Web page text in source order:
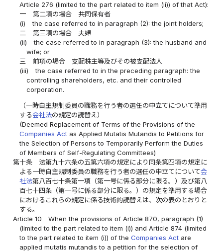
Article 276 (limited to the part related to item (ii)) of that Act):
一
第二項の場合 共同保有者
(i)
the case referred to in paragraph (2): the joint holders;
二
第三項の場合 夫婦
(ii)
the case referred to in paragraph (3): the husband and
wife; or
三
前項の場合 支配株主等及びその被支配法人
(iii)
the case referred to in the preceding paragraph: the
controlling shareholders, etc. and their controlled
corporation.
（一時自主規制委員の職務を行う者の選任の申立てについて準用
する会社法の規定の読替え）
(Deemed Replacement of Terms of the Provisions of the
Companies Act as Applied Mutatis Mutandis to Petitions for
the Selection of Persons to Temporarily Perform the Duties
of Members of Self-Regulating Committees)
第十条
法第九十六条の五第六項の規定により同条第四項の規定に
よる一時自主規制委員の職務を行う者の選任の申立てについて会
社法第八百七十条第一項（第一号に係る部分に限る。）及び第八
百七十四条（第一号に係る部分に限る。）の規定を準用する場合
におけるこれらの規定に係る技術的読替えは、次の表のとおりと
する。
Article 10
When the provisions of Article 870, paragraph (1)
(limited to the part related to item (i)) and Article 874 (limited
to the part related to item (i)) of theCompanies Act are
applied mutatis mutandis to a petition for the selection of